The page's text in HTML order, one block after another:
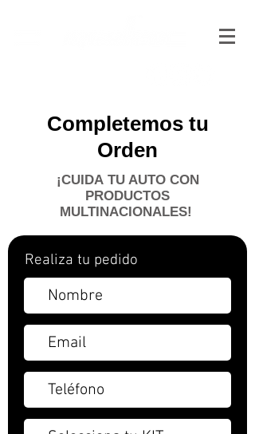
Completemos tu
Orden
¡CUIDA TU AUTO CON
PRODUCTOS
MULTINACIONALES!
Realiza tu pedido